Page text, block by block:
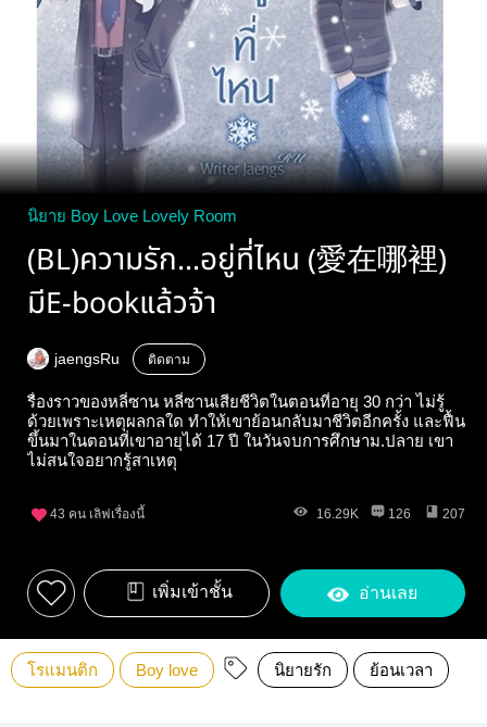
นิยาย Boy Love Lovely Room
(BL)ความรัก...อยู่ที่ไหน (愛在哪裡)
มีE-bookแล้วจ้า
jaengsRu ติดตาม
รื่องราวของหลี่ซาน หลี่ซานเสียชีวิตในตอนที่อายุ 30 กว่า ไม่รู้
ด้วยเพราะเหตุผลกลใด ทำให้เขาย้อนกลับมาชีวิตอีกครั้ง และฟื้น
ขึ้นมาในตอนที่เขาอายุได้ 17 ปี ในวันจบการศึกษาม.ปลาย เขา
ไม่สนใจอยากรู้สาเหตุ
43 คน เลิฟเรื่องนี้ 16.29K 126 207
เพิ่มเข้าชั้น อ่านเลย
โรแมนติก Boy love นิยายรัก ย้อนเวลา